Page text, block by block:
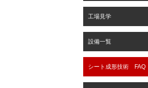
工場見学
設備一覧
シート成形技術 FAQ